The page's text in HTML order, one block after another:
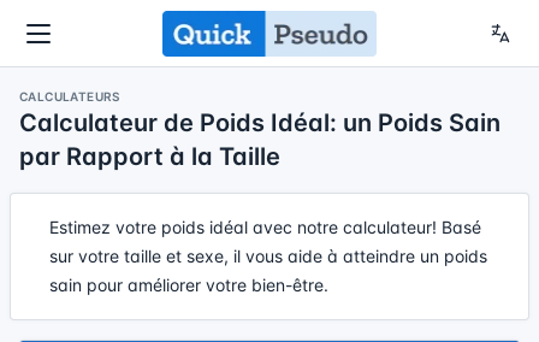
CALCULATEURS
Calculateur de Poids Idéal: un Poids Sain
par Rapport à la Taille
Estimez votre poids idéal avec notre calculateur! Basé
sur votre taille et sexe, il vous aide à atteindre un poids
sain pour améliorer votre bien-être.